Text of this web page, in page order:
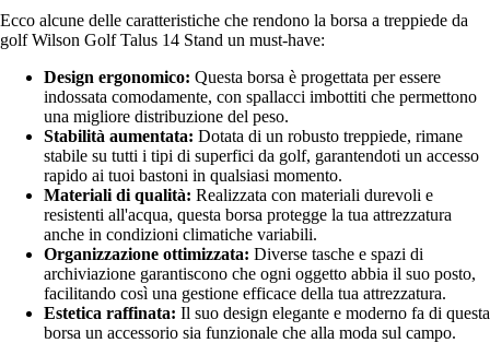
Ecco alcune delle caratteristiche che rendono la borsa a treppiede da
golf Wilson Golf Talus 14 Stand un must-have:
Design ergonomico: Questa borsa è progettata per essere
indossata comodamente, con spallacci imbottiti che permettono
una migliore distribuzione del peso.
Stabilità aumentata: Dotata di un robusto treppiede, rimane
stabile su tutti i tipi di superfici da golf, garantendoti un accesso
rapido ai tuoi bastoni in qualsiasi momento.
Materiali di qualità: Realizzata con materiali durevoli e
resistenti all'acqua, questa borsa protegge la tua attrezzatura
anche in condizioni climatiche variabili.
Organizzazione ottimizzata: Diverse tasche e spazi di
archiviazione garantiscono che ogni oggetto abbia il suo posto,
facilitando così una gestione efficace della tua attrezzatura.
Estetica raffinata: Il suo design elegante e moderno fa di questa
borsa un accessorio sia funzionale che alla moda sul campo.